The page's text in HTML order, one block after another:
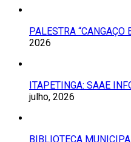
PALESTRA “CANGAÇO
2026
ITAPETINGA: SAAE
julho, 2026
BIBLIOTECA